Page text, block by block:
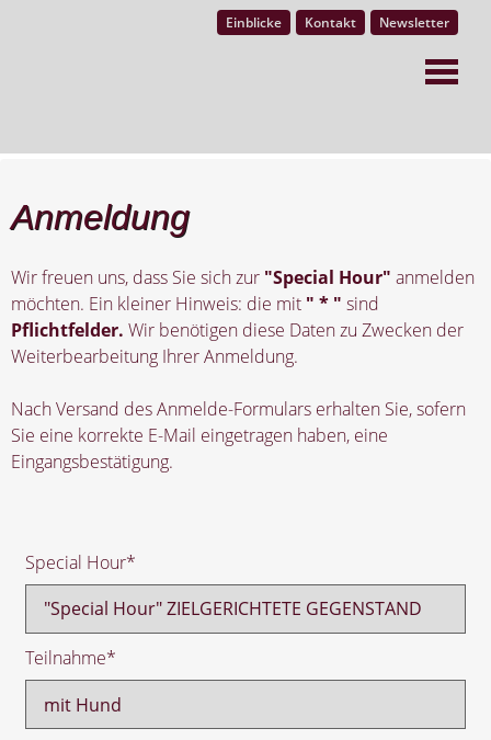
Einblicke Kontakt Newsletter
Anmeldung
Wir freuen uns, dass Sie sich zur "Special Hour" anmelden
möchten. Ein kleiner Hinweis: die mit " * " sind
Pflichtfelder. Wir benötigen diese Daten zu Zwecken der
Weiterbearbeitung Ihrer Anmeldung.
Nach Versand des Anmelde-Formulars erhalten Sie, sofern
Sie eine korrekte E-Mail eingetragen haben, eine
Eingangsbestätigung.
Special Hour*
Teilnahme*